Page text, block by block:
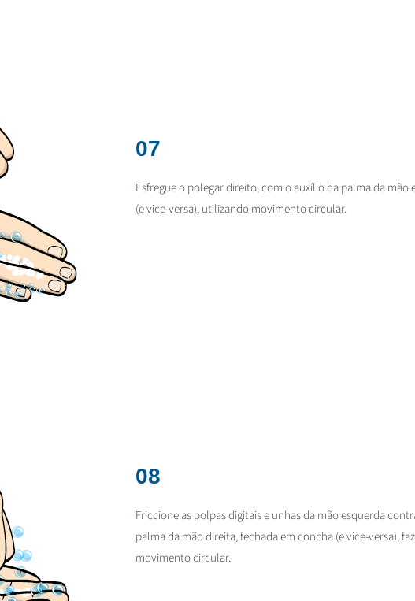
07
Esfregue o polegar direito, com o auxílio da palma da mão
(e vice-versa), utilizando movimento circular.
08
Friccione as polpas digitais e unhas da mão esquerda
palma da mão direita, fechada em concha (e vice-versa),
movimento circular.